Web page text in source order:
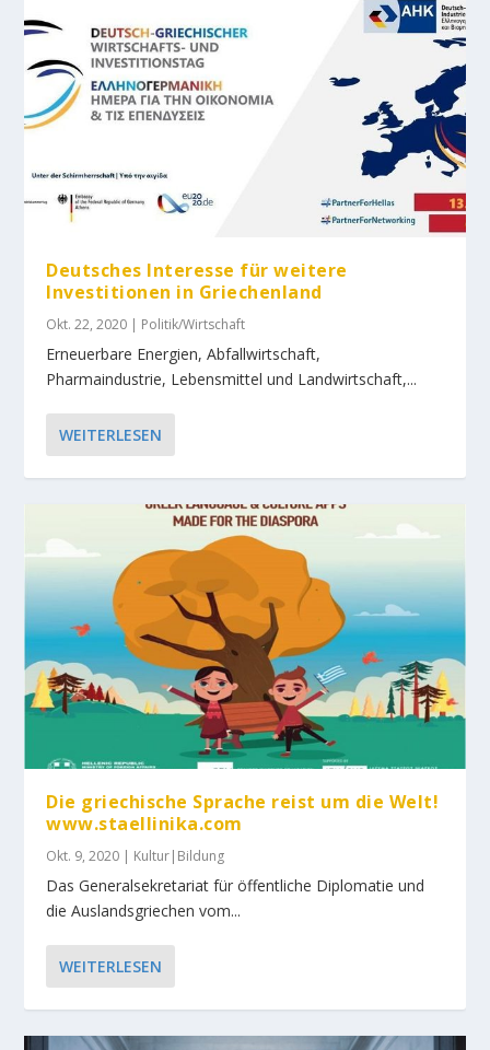
Deutsches Interesse für weitere
Investitionen in Griechenland
Okt. 22, 2020 | Politik/Wirtschaft
Erneuerbare Energien, Abfallwirtschaft,
Pharmaindustrie, Lebensmittel und Landwirtschaft,...
WEITERLESEN
Die griechische Sprache reist um die Welt!
www.staellinika.com
Okt. 9, 2020 | Kultur|Bildung
Das Generalsekretariat für öffentliche Diplomatie und
die Auslandsgriechen vom...
WEITERLESEN